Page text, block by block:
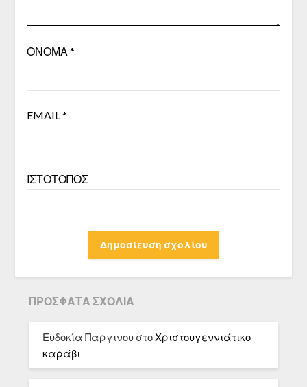
ΌΝΟΜΑ *
EMAIL *
ΙΣΤΌΤΟΠΟΣ
ΠΡΌΣΦΑΤΑ ΣΧΌΛΙΑ
Ευδοκία Παργινου στοΧριστουγεννιάτικο
καράβι